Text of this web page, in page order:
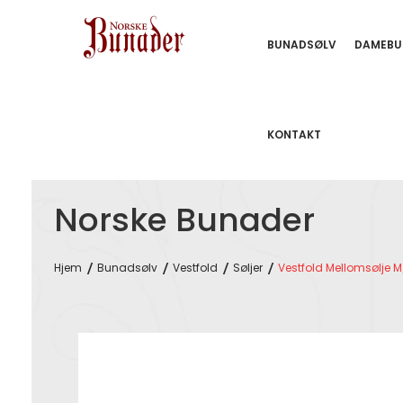
BUNADSØLV
KONTAKT
Norske Bunader
Hjem Bunadsølv Vestfold Søljer Vestfold Mellomsølje